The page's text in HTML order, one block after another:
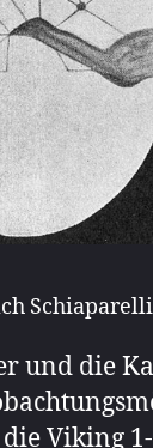
und die
Viking